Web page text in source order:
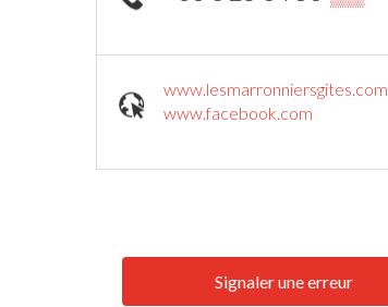
www.lesmarronniersgites.com
www.facebook.com
Signaler une erreur